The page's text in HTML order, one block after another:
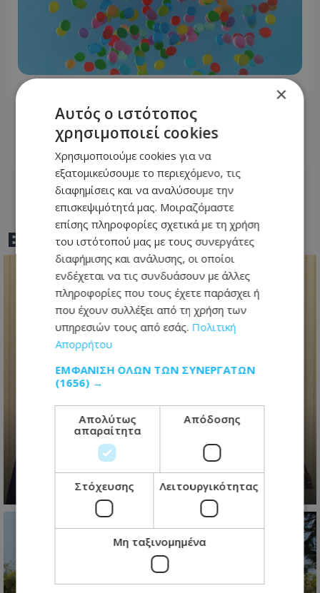
εβδομάδας - Θετικές εξελίξεις σε
όλους τους τομείς
05.08.2026 - 10:52
BEST OFTOTHEMAONLINE
Ανασχηματισμός με πολιτικά
μηνύματα: Ο Πρόεδρος
Χριστοδουλίδης έθεσε τον πήχη
ψηλά για τη νέα κυβέρνηση
×
Αυτός ο ιστότοπος
χρησιμοποιεί cookies
Χρησιμοποιούμε cookies για να
εξατομικεύσουμε το περιεχόμενο, τις
διαφημίσεις και να αναλύσουμε την
επισκεψιμότητά μας. Μοιραζόμαστε
επίσης πληροφορίες σχετικά με τη χρήση
του ιστότοπού μας με τους συνεργάτες
διαφήμισης και ανάλυσης, οι οποίοι
ενδέχεται να τις συνδυάσουν με άλλες
πληροφορίες που τους έχετε παράσχει ή
που έχουν συλλέξει από τη χρήση των
υπηρεσιών τους από εσάς. Πολιτική
Απορρήτου
ΕΜΦΆΝΙΣΗ ΌΛΩΝ ΤΩΝ ΣΥΝΕΡΓΑΤΏΝ
(1656) →
Απολύτως
απαραίτητα
Απόδοσης
Στόχευσης Λειτουργικότητας
Μη ταξινομημένα